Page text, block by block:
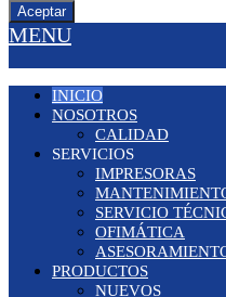
Aceptar
MENU
INICIO
NOSOTROS
CALIDAD
SERVICIOS
IMPRESORAS
SERVICIO
OFIMÁTICA
PRODUCTOS
NUEVOS